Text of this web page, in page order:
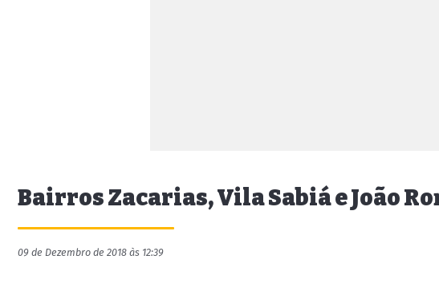
Bairros Zacarias, Vila Sabiá e João
09 de Dezembro de 2018 às 12:39